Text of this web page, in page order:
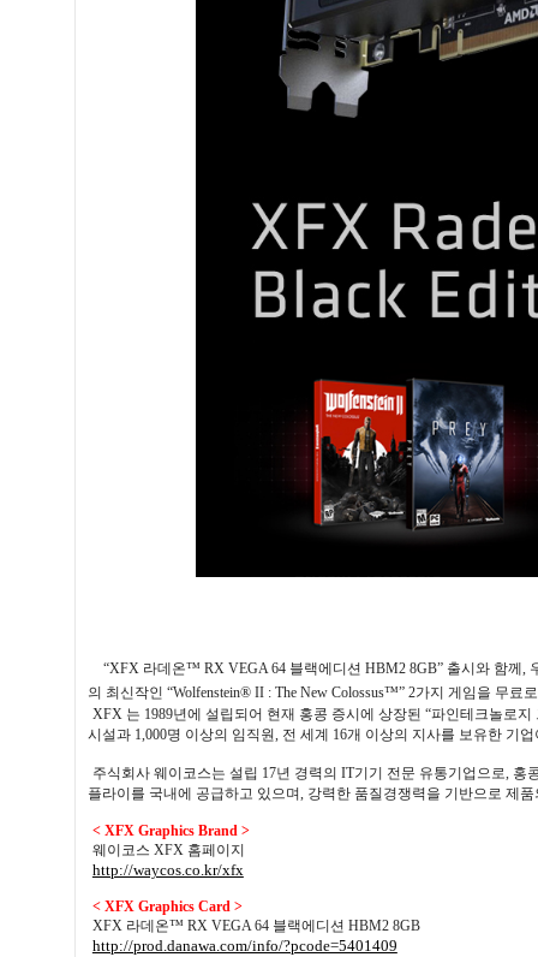
“XFX 라데온™ RX VEGA 64 블랙에디션HBM2 8GB” 출시와 함께,
의 최신작인 “Wolfenstein® II : The New Colossus™” 2가지 게임을 무료
XFX 는 1989년에 설립되어 현재 홍콩 증시에 상장된 “파인테크놀로지
시설과 1,000명 이상의 임직원, 전 세계 16개 이상의 지사를 보유한 기업
주식회사 웨이코스는 설립 17년 경력의 IT기기 전문 유통기업으로, 홍
플라이를 국내에 공급하고 있으며, 강력한 품질경쟁력을 기반으로 제
< XFX Graphics Brand >
웨이코스 XFX 홈페이지
http://waycos.co.kr/xfx
< XFX Graphics Card >
XFX 라데온™ RX VEGA 64 블랙에디션 HBM2 8GB
http://prod.danawa.com/info/?pcode=5401409